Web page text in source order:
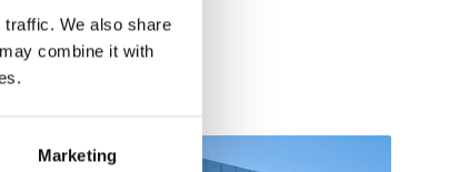
We also share
combine it with
Marketing
2024